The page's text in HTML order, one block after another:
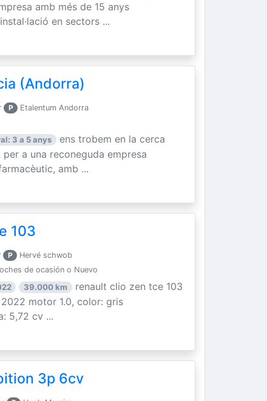
amb més de 15 anys
en sectors ...
(Andorra)
P Etalentum Andorra
3 a 5 anys
ens trobem en la cerca
a una reconeguda empresa
amb ...
103
P Hervé schwob
de ocasión o Nuevo
39.000 km
renault clio zen tce 103
motor 1.0, color: gris
5,72 cv ...
3p 6cv